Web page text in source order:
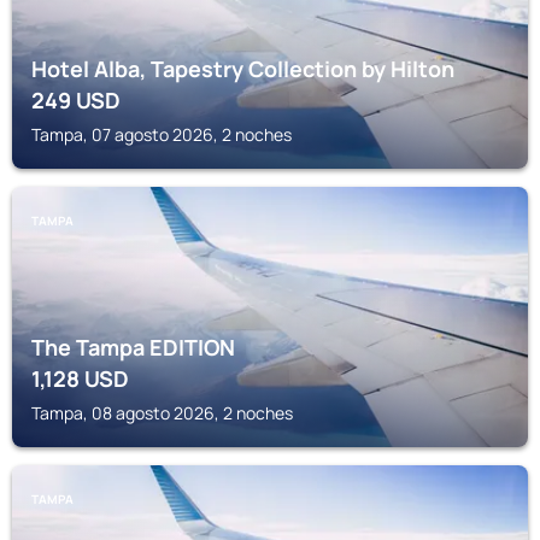
Hotel Alba, Tapestry Collection by Hilton
249USD
Tampa, 07 agosto 2026, 2 noches
TAMPA
The Tampa EDITION
1,128USD
Tampa, 08 agosto 2026, 2 noches
TAMPA